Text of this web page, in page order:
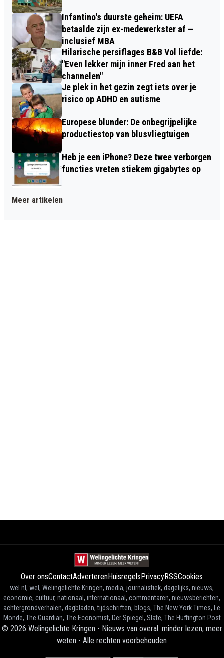
Infantino's duurste geheim: UEFA
betaalde zijn ex-medewerkster af —
inclusief MBA
Hilarische persiflages B&B Vol liefde:
"Even lekker mijn inner Fred aan het
channelen"
Je plek in het gezin zegt iets over je
risico op ADHD en autisme
Europese blunder: De onbegrijpelijke
productiestop van blusvliegtuigen
Heb je een iPhone? Deze twee verborgen
functies vreten stiekem gigabytes op
Meer artikelen
Over onsContactAdverterenHuisregelsPrivacyRSSCookies
wel.nl, wel, Welingelichte Kringen, media, journalistiek, dagelijks, nieuws,
economie, cultuur, nationaal, internationaal, commentaren, nieuwsberichten,
achtergrondverhalen, dagbladen, tijdschriften, blogs, The New York Times, Le
Monde, The Guardian, The Economist, Der Spiegel, Slate, The Huffington Post
© 2026 Welingelichte Kringen - Nieuws van overal: minder lezen, meer
weten - Alle rechten voorbehouden